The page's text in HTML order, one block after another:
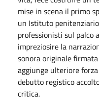
mise in scena il primo
un Istituto
professionisti sul palco
impreziosire la
sonora originale
aggiunge ulteriore
debutto registico
critica.